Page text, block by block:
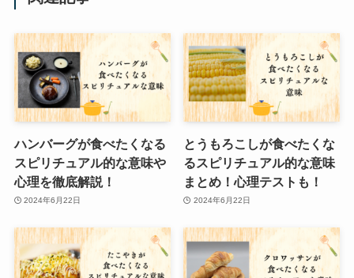
ハンバーグが食べたくなる
スピリチュアル的な意味や
心理を徹底解説！
2024年6月22日
とうもろこしが食べたくな
るスピリチュアル的な意味
まとめ！心理テストも！
2024年6月22日